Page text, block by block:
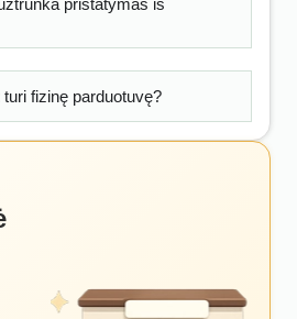
pristatymas iš
turi fizinę parduotuvę?